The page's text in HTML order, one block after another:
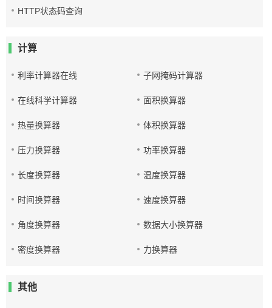
HTTP状态码查询
计算
利率计算器在线 子网掩码计算器
在线科学计算器 面积换算器
热量换算器 体积换算器
压力换算器 功率换算器
长度换算器 温度换算器
时间换算器 速度换算器
角度换算器 数据大小换算器
密度换算器 力换算器
其他